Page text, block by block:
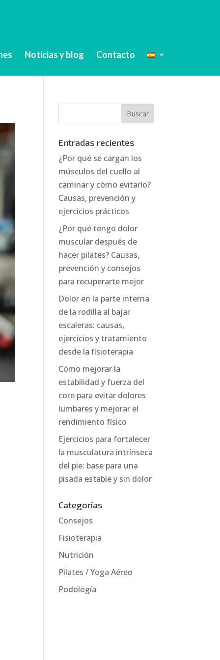
Noticias y blog Contacto
Entradas recientes
¿Por qué se cargan los
músculos del cuello al
caminar y cómo evitarlo?
Causas, prevención y
ejercicios prácticos
¿Por qué tengo dolor
muscular después de
hacer pilates? Causas,
prevención y consejos
para recuperarte mejor
Dolor en la parte interna
de la rodilla al bajar
escaleras: causas,
ejercicios y tratamiento
desde la fisioterapia
Cómo mejorar la
estabilidad y fuerza del
core para evitar dolores
lumbares y mejorar el
rendimiento físico
Ejercicios para fortalecer
la musculatura intrínseca
del pie: base para una
pisada estable y sin dolor
Categorías
Consejos
Fisioterapia
Nutrición
Pilates / Yoga Aéreo
Podología